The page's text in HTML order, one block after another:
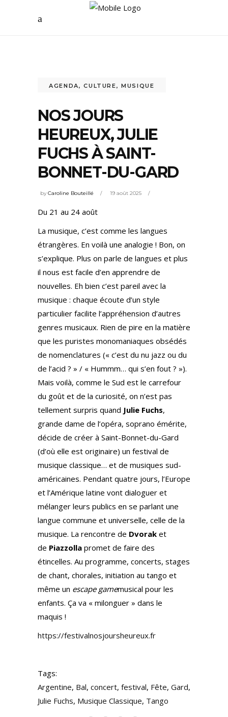
AGENDA,CULTURE,MUSIQUE
NOS JOURS
HEUREUX, JULIE
FUCHS À SAINT-
BONNET-DU-GARD
byCaroline Bouteillé 19 août 2025
Du 21 au 24 août
La musique, c’est comme les langues
étrangères. En voilà une analogie ! Bon, on
s’explique. Plus on parle de langues et plus
il nous est facile d’en apprendre de
nouvelles. Eh bien c’est pareil avec la
musique : chaque écoute d’un style
particulier facilite l’appréhension d’autres
genres musicaux. Rien de pire en la matière
que les puristes monomaniaques obsédés
de nomenclatures (« c’est du nu jazz ou du
de l’acid ? » / « Hummm… qui s’en fout ? »).
Mais voilà, comme le Sud est le carrefour
du goût et de la curiosité, on n’est pas
tellement surpris quand Julie Fuchs,
grande dame de l’opéra, soprano émérite,
décide de créer à Saint-Bonnet-du-Gard
(d’où elle est originaire) un festival de
musique classique… et de musiques sud-
américaines. Pendant quatre jours, l’Europe
et l’Amérique latine vont dialoguer et
mélanger leurs publics en se parlant une
langue commune et universelle, celle de la
musique. La rencontre de Dvorak et
de Piazzolla promet de faire des
étincelles. Au programme, concerts, stages
de chant, chorales, initiation au tango et
même un escape gamemusical pour les
enfants. Ça va « milonguer » dans le
maquis !
https://festivalnosjoursheureux.fr
Tags:
Argentine, Bal, concert, festival, Fête, Gard,
Julie Fuchs, Musique Classique, Tango